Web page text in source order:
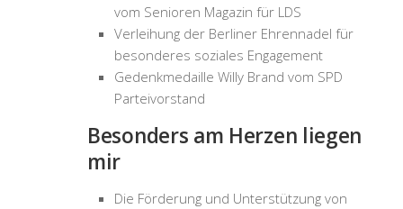
vom Senioren Magazin für LDS
Verleihung der Berliner Ehrennadel für
besonderes soziales Engagement
Gedenkmedaille Willy Brand vom SPD
Parteivorstand
Besonders am Herzen liegen
mir
Die Förderung und Unterstützung von